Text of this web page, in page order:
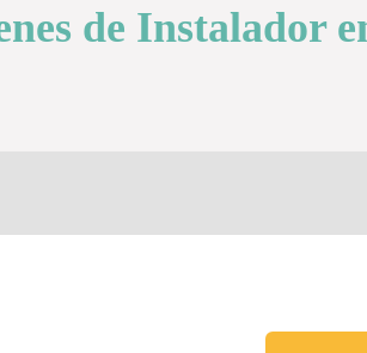
de Instalador